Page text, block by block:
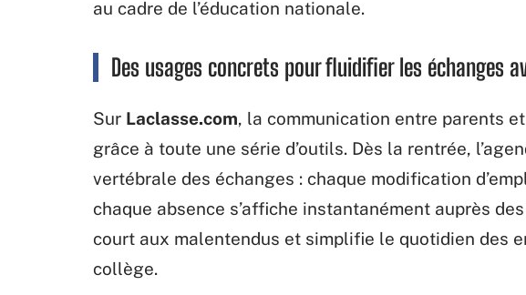
au cadre de l’éducation nationale.
Des usages concrets pour fluidifier les échanges
Sur Laclasse.com, la communication entre parents
grâce à toute une série d’outils. Dès la rentrée,
vertébrale des échanges : chaque modification
chaque absence s’affiche instantanément auprès
court aux malentendus et simplifie le quotidien des
collège.